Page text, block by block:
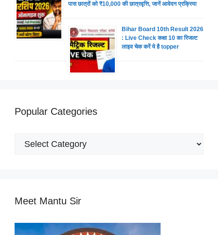
पास छात्रों को ₹10,000 की छात्रवृत्ति, जानें आवेदन प्रक्रिया
Bihar Board 10th Result 2026
: Live Check कक्षा 10 का रिजल्ट
लाइव चेक करें ये है topper
Popular Categories
Popular
Meet Mantu Sir